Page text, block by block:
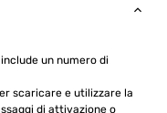
un numero di
scaricare e utilizzare la
di attivazione o